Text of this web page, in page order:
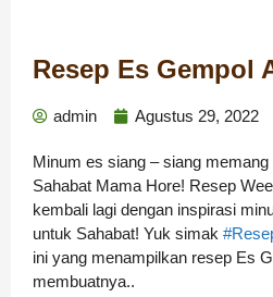
Resep Es Gempol
admin Agustus 29, 2022
Minum es siang – siang
Sahabat Mama Hore! Resep
kembali lagi dengan inspirasi
untuk Sahabat! Yuk simak
ini yang menampilkan resep Es
membuatnya..